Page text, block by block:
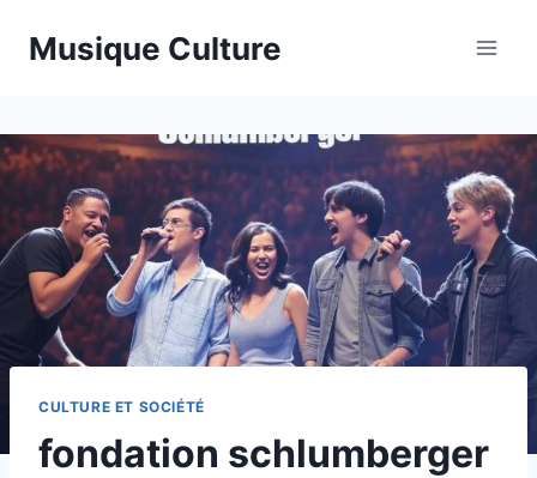
Musique Culture
CULTURE ET SOCIÉTÉ
fondation schlumberger